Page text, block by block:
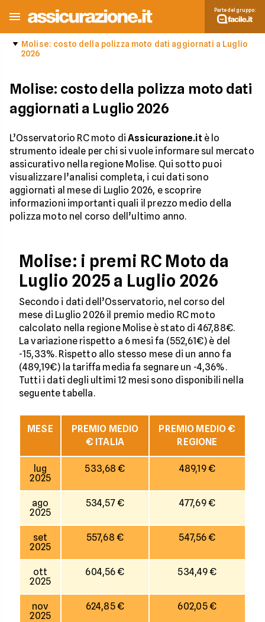
Parte del gruppo:
Molise: costo della polizza moto dati aggiornati a Luglio
2026
Molise: costo della polizza moto dati
aggiornati a Luglio 2026
L’Osservatorio RC moto diAssicurazione.it è lo
strumento ideale per chi si vuole informare sul mercato
assicurativo nella regione Molise. Qui sotto puoi
visualizzare l’analisi completa, i cui dati sono
aggiornati al mese di Luglio 2026, e scoprire
informazioni importanti quali il prezzo medio della
polizza moto nel corso dell’ultimo anno.
Molise: i premi RC Moto da
Luglio 2025 a Luglio 2026
Secondo i dati dell’Osservatorio, nel corso del
mese di Luglio 2026 il premio medio RC moto
calcolato nella regione Molise è stato di 467,88€.
La variazione rispetto a 6 mesi fa (552,61€) è del
-15,33%. Rispetto allo stesso mese di un anno fa
(489,19€) la tariffa media fa segnare un -4,36%.
Tutti i dati degli ultimi 12 mesi sono disponibili nella
seguente tabella.
MESE
PREMIO MEDIO
€ ITALIA
PREMIO MEDIO €
REGIONE
lug
2025
533,68 € 489,19 €
ago
2025
534,57 € 477,69 €
set
2025
557,68 € 547,56 €
ott
2025
604,56 € 534,49 €
nov
2025
624,85 € 602,05 €